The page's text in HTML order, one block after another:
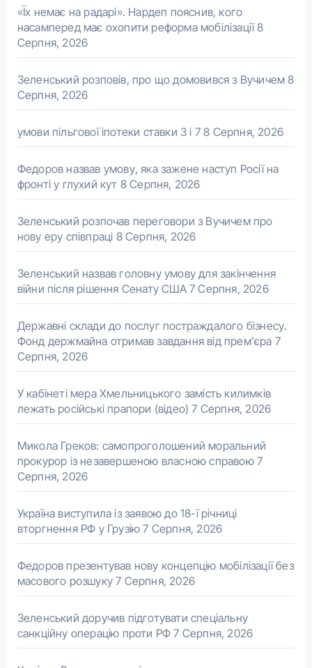
«Їх немає на радарі». Нардеп пояснив, кого
насамперед має охопити реформа мобілізації 8
Серпня, 2026
Зеленський розповів, про що домовився з Вучичем 8
Серпня, 2026
умови пільгової іпотеки ставки 3 і 7 8 Серпня, 2026
Федоров назвав умову, яка зажене наступ Росії на
фронті у глухий кут 8 Серпня, 2026
Зеленський розпочав переговори з Вучичем про
нову еру співпраці 8 Серпня, 2026
Зеленський назвав головну умову для закінчення
війни після рішення Сенату США 7 Серпня, 2026
Державні склади до послуг постраждалого бізнесу.
Фонд держмайна отримав завдання від прем’єра 7
Серпня, 2026
У кабінеті мера Хмельницького замість килимків
лежать російські прапори (відео) 7 Серпня, 2026
Микола Греков: самопроголошений моральний
прокурор із незавершеною власною справою 7
Серпня, 2026
Україна виступила із заявою до 18-ї річниці
вторгнення РФ у Грузію 7 Серпня, 2026
Федоров презентував нову концепцію мобілізації без
масового розшуку 7 Серпня, 2026
Зеленський доручив підготувати спеціальну
санкційну операцію проти РФ 7 Серпня, 2026